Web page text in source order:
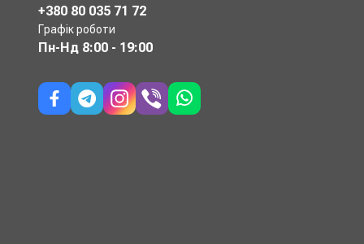
+380 80 035 71 72
Графік роботи
Пн-Нд 8:00 - 19:00